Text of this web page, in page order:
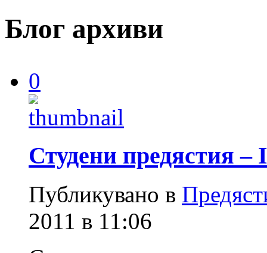
Блог архиви
0
Студени предястия –
Публикувано в
2011 в 11:06